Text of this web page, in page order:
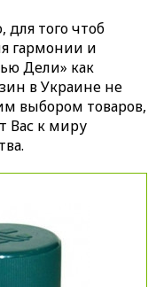
того чтоб
гармонии и
Дели» как
в Украине не
выбором товаров,
Вас к миру